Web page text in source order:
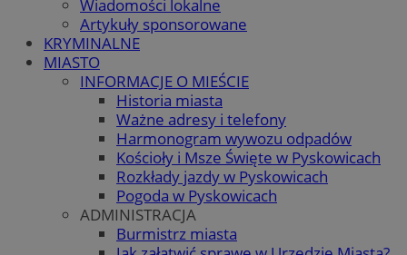
Wiadomości lokalne
Artykuły sponsorowane
KRYMINALNE
MIASTO
INFORMACJE O MIEŚCIE
Historia miasta
Ważne adresy i telefony
Harmonogram wywozu odpadów
Kościoły i Msze Święte w Pyskowicach
Rozkłady jazdy w Pyskowicach
Pogoda w Pyskowicach
ADMINISTRACJA
Burmistrz miasta